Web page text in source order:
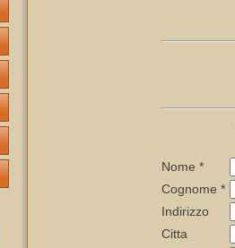
Nome *
Cognome *
Indirizzo
Citta